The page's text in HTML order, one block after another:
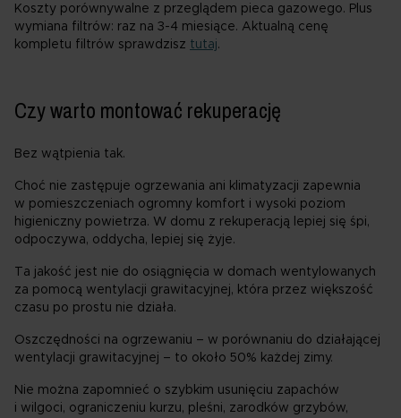
Koszty porównywalne z przeglądem pieca gazowego. Plus
wymiana filtrów: raz na 3-4 miesiące. Aktualną cenę
kompletu filtrów sprawdzisz tutaj.
Czy warto montować rekuperację
Bez wątpienia tak.
Choć nie zastępuje ogrzewania ani klimatyzacji zapewnia
w pomieszczeniach ogromny komfort i wysoki poziom
higieniczny powietrza. W domu z rekuperacją lepiej się śpi,
odpoczywa, oddycha, lepiej się żyje.
Ta jakość jest nie do osiągnięcia w domach wentylowanych
za pomocą wentylacji grawitacyjnej, która przez większość
czasu po prostu nie działa.
Oszczędności na ogrzewaniu – w porównaniu do działającej
wentylacji grawitacyjnej – to około 50% każdej zimy.
Nie można zapomnieć o szybkim usunięciu zapachów
i wilgoci, ograniczeniu kurzu, pleśni, zarodków grzybów,